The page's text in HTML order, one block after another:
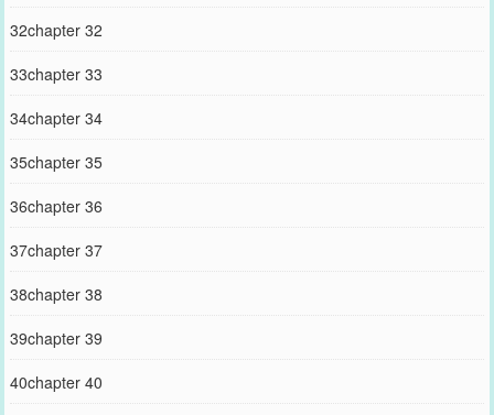
32chapter 32
33chapter 33
34chapter 34
35chapter 35
36chapter 36
37chapter 37
38chapter 38
39chapter 39
40chapter 40